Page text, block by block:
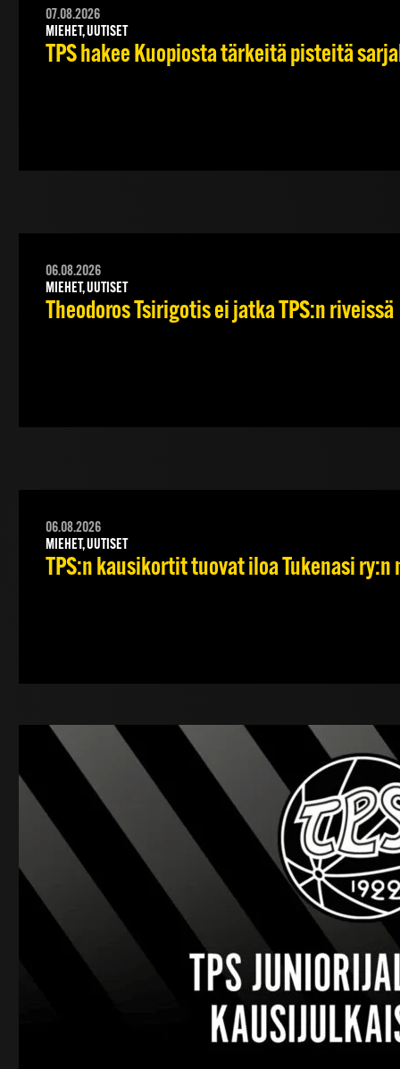
07.08.2026
MIEHET, UUTISET
TPS hakee Kuopiosta tärkeitä pisteitä
06.08.2026
MIEHET, UUTISET
Theodoros Tsirigotis ei jatka TPS:n riveissä
06.08.2026
MIEHET, UUTISET
TPS:n kausikortit tuovat iloa Tukenasi